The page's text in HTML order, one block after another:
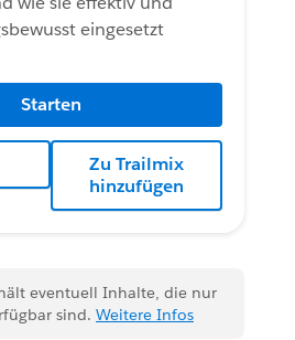
eingesetzt
Starten
Zu Trailmix
hinzufügen
eventuell Inhalte, die nur
sind. Weitere Infos